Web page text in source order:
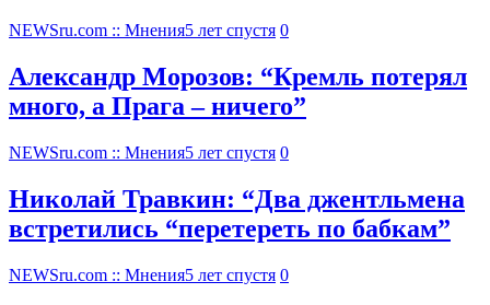
NEWSru.com :: Мнения5 лет спустя 0
Александр Морозов: “Кремль потерял
много, а Прага – ничего”
NEWSru.com :: Мнения5 лет спустя 0
Николай Травкин: “Два джентльмена
встретились “перетереть по бабкам”
NEWSru.com :: Мнения5 лет спустя 0